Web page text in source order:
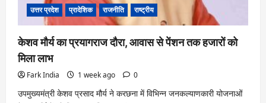
उत्तर प्रदेश प्रादेशिक राजनीति राष्ट्रीय
केशव मौर्य का प्रयागराज दौरा, आवास से पेंशन तक हजारों को
मिला लाभ
Fark India 1 week ago 0
उपमुख्यमंत्री केशव प्रसाद मौर्य ने करछना में विभिन्न जनकल्याणकारी योजनाओं